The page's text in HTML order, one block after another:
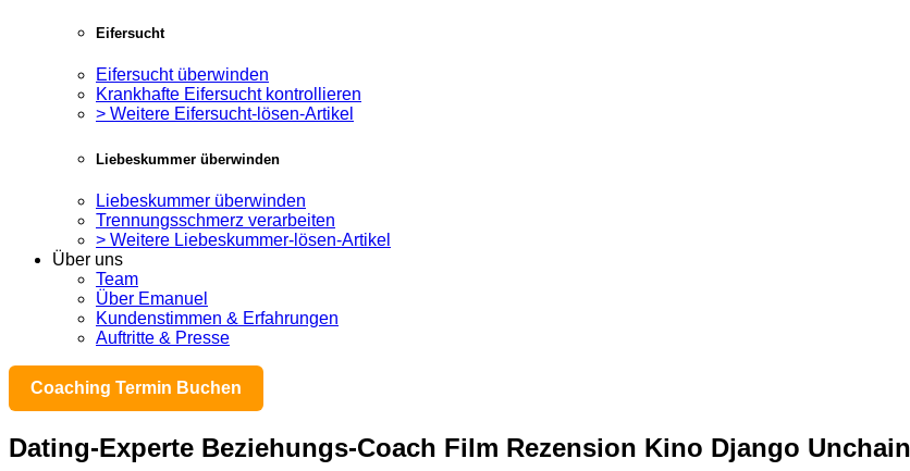
Eifersucht
Eifersucht überwinden
Krankhafte Eifersucht kontrollieren
> Weitere Eifersucht-lösen-Artikel
Liebeskummer überwinden
Liebeskummer überwinden
Trennungsschmerz verarbeiten
> Weitere Liebeskummer-lösen-Artikel
Über uns
Team
Über Emanuel
Kundenstimmen & Erfahrungen
Auftritte & Presse
Coaching Termin Buchen
Dating-Experte Beziehungs-Coach Film Rezension Kino Django